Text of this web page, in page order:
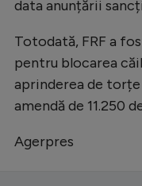
Auto
Rugby
data anunțării
Totodată, FRF a
pentru blocarea
aprinderea de
amendă de 11.250
Agerpres